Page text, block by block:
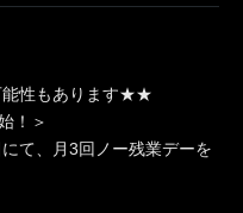
能性もあります★★
！＞
て、月3回ノー残業デーを